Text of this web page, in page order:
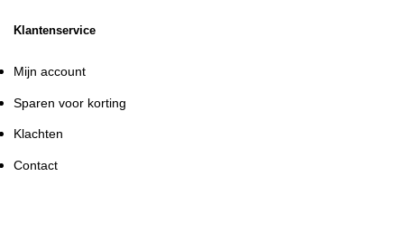
Klantenservice
Mijn account
Sparen voor korting
Klachten
Contact